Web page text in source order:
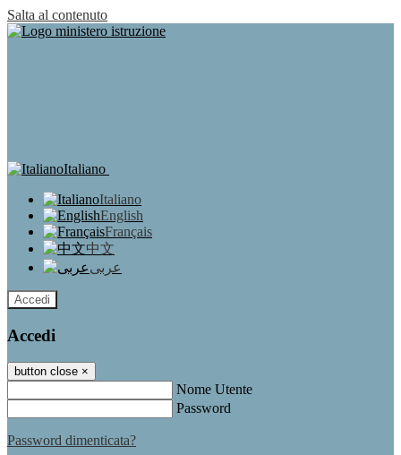
Salta al contenuto
Italiano
Italiano
English
Français
中文
عربى
Accedi
Accedi
button close ×
Nome Utente
Password
Password dimenticata?